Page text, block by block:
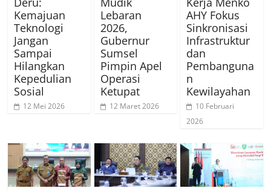
Kemajuan
Teknologi
Jangan
Sampai
Hilangkan
Kepedulian
Sosial
12 Mei 2026
Lebaran
2026,
Gubernur
Sumsel
Pimpin Apel
Operasi
Ketupat
12 Maret 2026
AHY Fokus
Sinkronisasi
Infrastruktur
dan
Pembanguna
n
Kewilayahan
10 Februari
2026